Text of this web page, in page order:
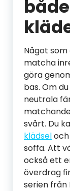
Något
matcha
göra
bas. Om
neutrala
svårt. Du
klädsel
soffa. Att
också ett
överdrag
serien från